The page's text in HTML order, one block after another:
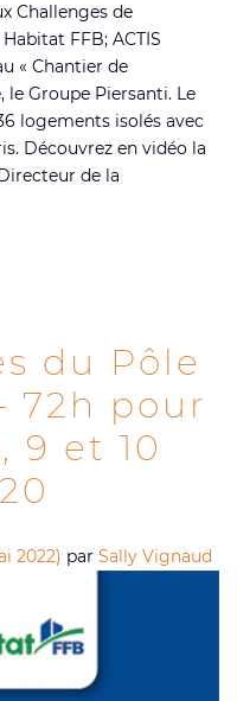
Challenges de
FFB; ACTIS
« Chantier de
le Groupe Piersanti. Le
logements isolés avec
Découvrez en vidéo la
de la
du Pôle
72h pour
9 et 10
2022) par Sally Vignaud